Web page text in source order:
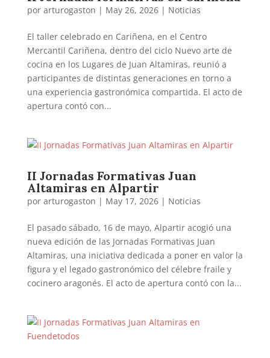
por arturogaston | May 26, 2026| Noticias
El taller celebrado en Cariñena, en el Centro
Mercantil Cariñena, dentro del ciclo Nuevo arte de
cocina en los Lugares de Juan Altamiras, reunió a
participantes de distintas generaciones en torno a
una experiencia gastronómica compartida. El acto de
apertura contó con...
II Jornadas Formativas Juan
Altamiras en Alpartir
por arturogaston | May 17, 2026| Noticias
El pasado sábado, 16 de mayo, Alpartir acogió una
nueva edición de las Jornadas Formativas Juan
Altamiras, una iniciativa dedicada a poner en valor la
figura y el legado gastronómico del célebre fraile y
cocinero aragonés. El acto de apertura contó con la...